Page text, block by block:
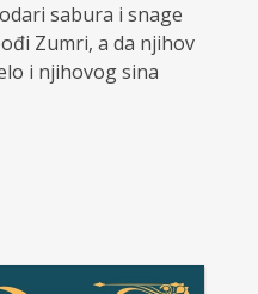
sabura i snage
Zumri, a da njihov
i njihovog sina